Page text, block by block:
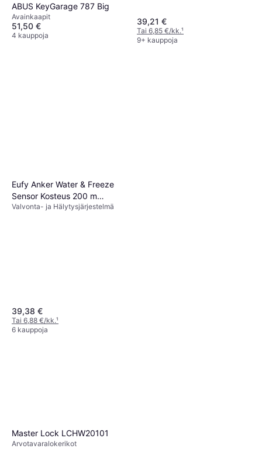
ABUS KeyGarage 787 Big
Avainkaapit
51,50 €
4 kauppoja
39,21 €
Tai 6,85 €/kk.¹
9+ kauppoja
Eufy Anker Water & Freeze
Sensor Kosteus 200 m
Valkoinen CR123
Valvonta- ja Hälytysjärjestelmä
39,38 €
Tai 6,88 €/kk.¹
6 kauppoja
Master Lock LCHW20101
Arvotavaralokerikot